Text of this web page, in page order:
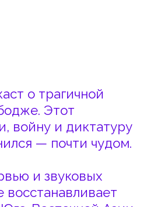
чудом.
Азии.